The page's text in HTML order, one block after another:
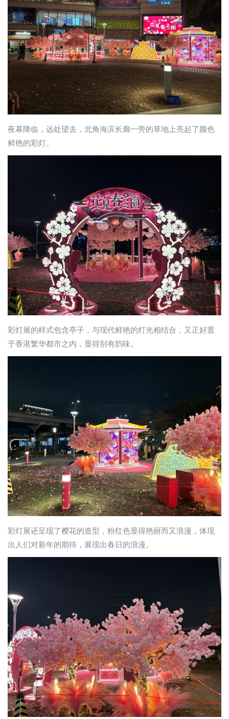
夜幕降临，远处望去，北角海滨长廊一旁的草地上亮起了颜色
鲜艳的彩灯。
彩灯展的样式包含亭子，与现代鲜艳的灯光相结合，又正好置
于香港繁华都市之内，显得别有韵味。
彩灯展还呈现了樱花的造型，粉红色显得艳丽而又浪漫，体现
出人们对新年的期待，展现出春日的浪漫。